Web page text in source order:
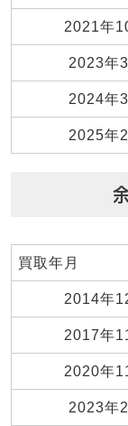
2021年
2023年3
2024年3
2025年2
買取年月
2014年
2017年
2020年
2023年2